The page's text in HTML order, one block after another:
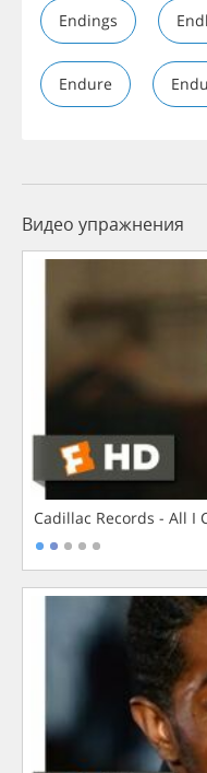
Endings
Endure
Видео упражнения
Cadillac Records - All I